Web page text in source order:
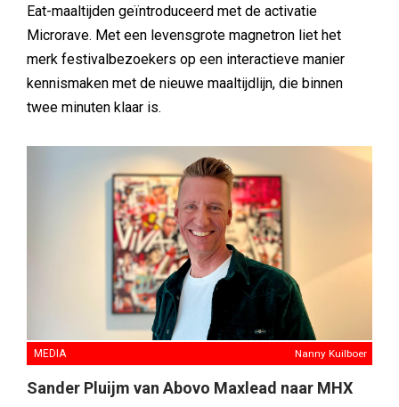
Eat-maaltijden geïntroduceerd met de activatie
Microrave. Met een levensgrote magnetron liet het
merk festivalbezoekers op een interactieve manier
kennismaken met de nieuwe maaltijdlijn, die binnen
twee minuten klaar is.
MEDIA Nanny Kuilboer
Sander Pluijm van Abovo Maxlead naar MHX